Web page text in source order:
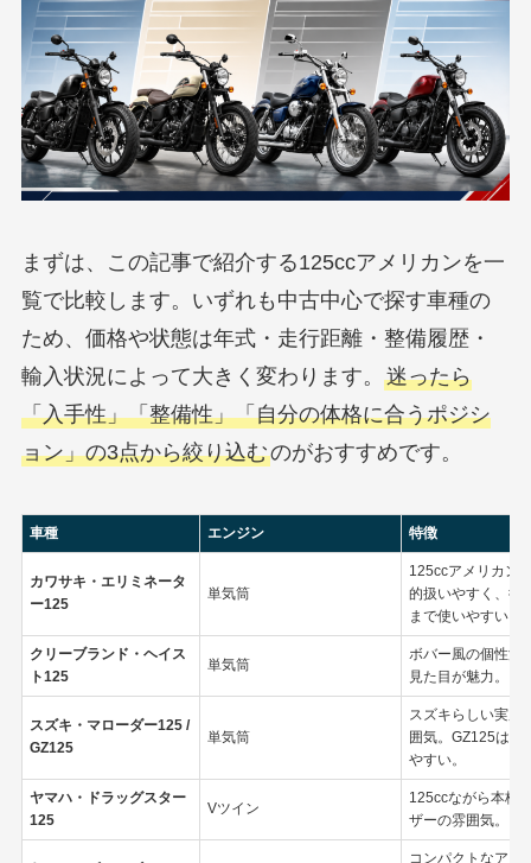
まずは、この記事で紹介する125ccアメリカンを一
覧で比較します。いずれも中古中心で探す車種の
ため、価格や状態は年式・走行距離・整備履歴・
輸入状況によって大きく変わります。 迷ったら
「入手性」「整備性」「自分の体格に合うポジシ
ョン」の3点から絞り込むのがおすすめです。
車種 エンジン 特徴
カワサキ・エリミネータ
ー125
単気筒
125ccアメリカン
的扱いやすく、街
まで使いやすい。
クリーブランド・ヘイス
ト125
単気筒
ボバー風の個性派
見た目が魅力。
スズキ・マローダー125 /
GZ125
単気筒
スズキらしい実用
囲気。GZ125は流
やすい。
ヤマハ・ドラッグスター
125
Vツイン
125ccながら本格
ザーの雰囲気。
コンパクトなアメ